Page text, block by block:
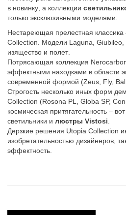
в новинку, а коллекции
только эксклюзивными моделями:
Нестареющая прелестная классика
Collection. Модели Laguna,
изящество и полет.
Потрясающая коллекция
эффектными находками в области
современной формой (Zeus, Fly,
Строгость несколько иных форм
Collection (Rosona PL, Globa SP,
космическая притягательность –
светильники и люстры Vistosi
Дерзкие решения Utopia Collection
изобретательностью дизайнеров,
эффектность.